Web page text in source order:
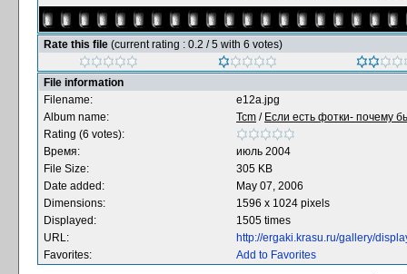
Rate this file (current rating : 0.2 / 5 with 6 votes)
File information
Filename:
e12a.jpg
Album name:
Tcm / Если есть фотки- почему
Rating (6 votes):
Время:
июль 2004
File Size:
305 KB
Date added:
May 07, 2006
Dimensions:
1596 x 1024 pixels
Displayed:
1505 times
URL:
http://ergaki.krasu.ru/gallery/
Favorites:
Add to Favorites